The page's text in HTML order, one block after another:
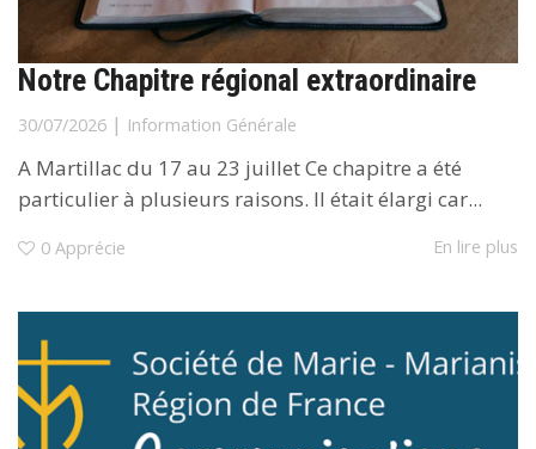
Notre Chapitre régional extraordinaire
30/07/2026 | Information Générale
A Martillac du 17 au 23 juillet Ce chapitre a été
particulier à plusieurs raisons. Il était élargi car...
0 Apprécie En lire plus